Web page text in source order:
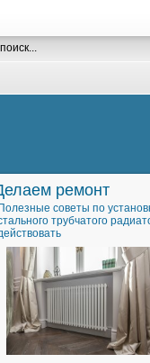
ремонт
Полезные советы по
трубчатого